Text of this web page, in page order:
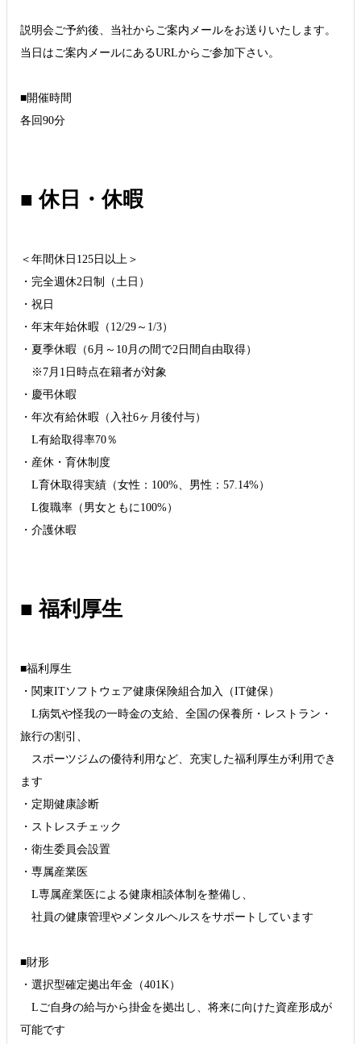
説明会ご予約後、当社からご案内メールをお送りいたします。
当日はご案内メールにあるURLからご参加下さい。
■開催時間
各回90分
■ 休日・休暇
＜年間休日125日以上＞
・完全週休2日制（土日）
・祝日
・年末年始休暇（12/29～1/3）
・夏季休暇（6月～10月の間で2日間自由取得）
※7月1日時点在籍者が対象
・慶弔休暇
・年次有給休暇（入社6ヶ月後付与）
L有給取得率70％
・産休・育休制度
L育休取得実績（女性：100%、男性：57.14%）
L復職率（男女ともに100%）
■ 福利厚生
■福利厚生
・関東ITソフトウェア健康保険組合加入（IT健保）
L病気や怪我の一時金の支給、全国の保養所・レストラン・
旅行の割引、
スポーツジムの優待利用など、充実した福利厚生が利用でき
ます
・定期健康診断
・ストレスチェック
・衛生委員会設置
・専属産業医
L専属産業医による健康相談体制を整備し、
社員の健康管理やメンタルヘルスをサポートしています
■財形
・選択型確定拠出年金（401K）
Lご自身の給与から掛金を拠出し、将来に向けた資産形成が
可能です